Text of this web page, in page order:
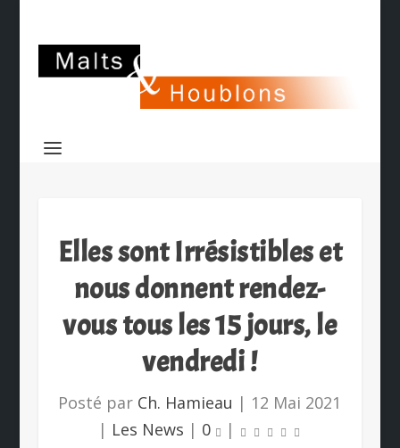
Elles sont Irrésistibles et
nous donnent rendez-
vous tous les 15 jours, le
vendredi !
Posté par Ch. Hamieau | 12 Mai 2021
| Les News | 0 |